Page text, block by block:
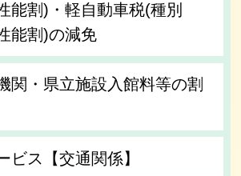
能割)・軽自動車税(種別
能割)の減免
関・県立施設入館料等の割
ビス【交通関係】